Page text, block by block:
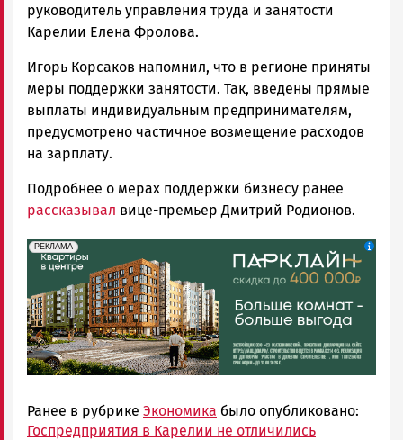
руководитель управления труда и занятости
Карелии Елена Фролова.
Игорь Корсаков напомнил, что в регионе приняты
меры поддержки занятости. Так, введены прямые
выплаты индивидуальным предпринимателям,
предусмотрено частичное возмещение расходов
на зарплату.
Подробнее о мерах поддержки бизнесу ранее
рассказывал вице-премьер Дмитрий Родионов.
erid: 2SDnjdeSPnB
РЕКЛАМА
Реклама
Ранее в рубрике Экономика было опубликовано:
Госпредприятия в Карелии не отличились